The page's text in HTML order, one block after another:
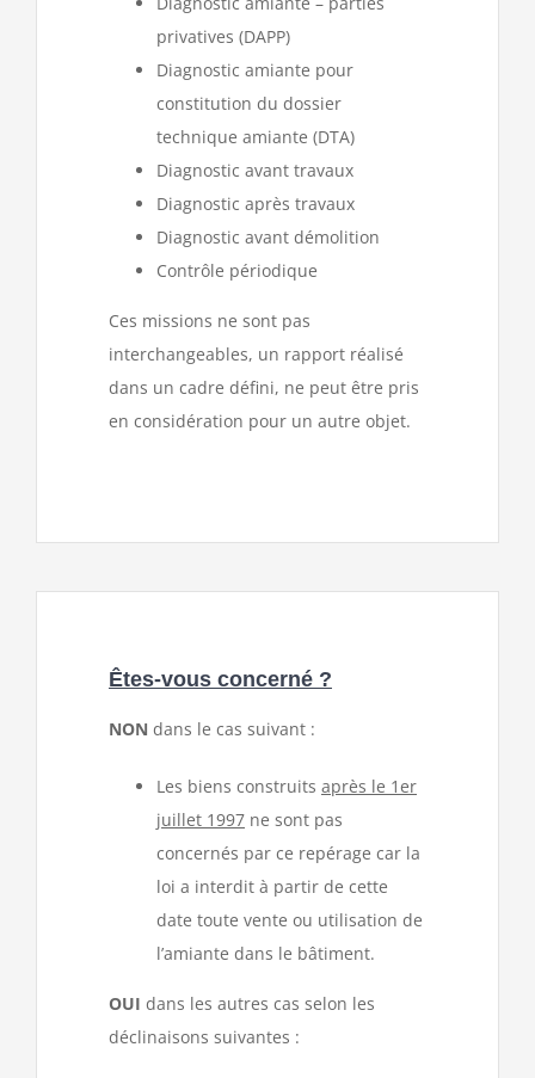
privatives (DAPP)
Diagnostic amiante pour
constitution du dossier
technique amiante (DTA)
Diagnostic avant travaux
Diagnostic après travaux
Diagnostic avant démolition
Contrôle périodique
Ces missions ne sont pas
interchangeables, un rapport réalisé
dans un cadre défini, ne peut être pris
en considération pour un autre objet.
Êtes-vous concerné ?
NON dans le cas suivant :
Les biens construits après le 1er
juillet 1997 ne sont pas
concernés par ce repérage car la
loi a interdit à partir de cette
date toute vente ou utilisation de
l’amiante dans le bâtiment.
OUI dans les autres cas selon les
déclinaisons suivantes :